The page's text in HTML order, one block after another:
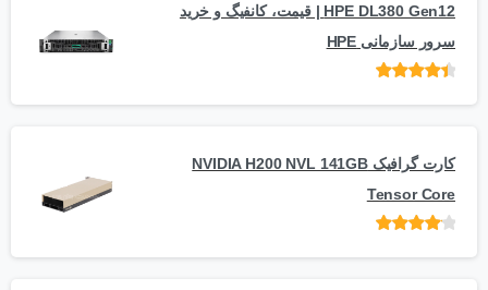
HPE DL380 Gen12 | قیمت، کانفیگ و خرید
سرور سازمانی HPE
کارت گرافیک NVIDIA H200 NVL 141GB
Tensor Core
5